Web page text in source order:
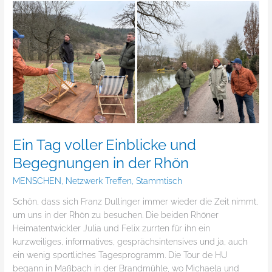
Ein Tag voller Einblicke und
Begegnungen in der Rhön
MENSCHEN Netzwerk Treffen ,Stammtisch
Schön, dass sich Franz Dullinger immer wieder die Zeit nimmt,
um uns in der Rhön zu besuchen. Die beiden Rhöner
Heimatentwickler Julia und Felix zurrten für ihn ein
kurzweiliges, informatives, gesprächsintensives und ja, auch
ein wenig sportliches Tagesprogramm. Die Tour de HU
begann in Maßbach in der Brandmühle, wo Michaela und